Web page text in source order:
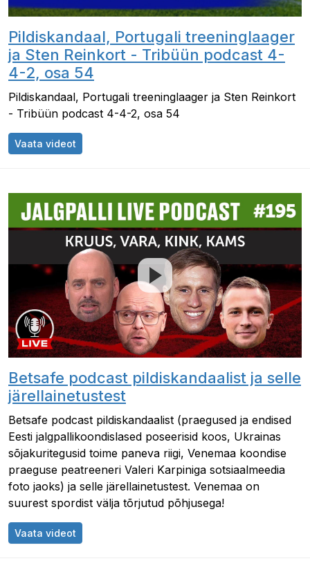
Pildiskandaal, Portugali treeninglaager
ja Sten Reinkort - Tribüün podcast 4-
4-2, osa 54
Pildiskandaal, Portugali treeninglaager ja Sten Reinkort
- Tribüün podcast 4-4-2, osa 54
Vaata videot
Betsafe podcast pildiskandaalist ja selle
järellainetustest
Betsafe podcast pildiskandaalist (praegused ja endised
Eesti jalgpallikoondislased poseerisid koos, Ukrainas
sõjakuritegusid toime paneva riigi, Venemaa koondise
praeguse peatreeneri Valeri Karpiniga sotsiaalmeedia
foto jaoks) ja selle järellainetustest. Venemaa on
suurest spordist välja tõrjutud põhjusega!
Vaata videot